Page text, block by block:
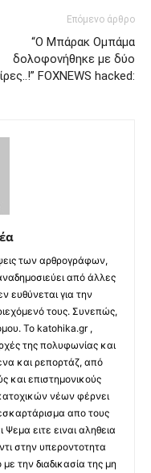
Επόμενο άρθρο
“Ο Μπάρακ Ομπάμα
δολοφονήθηκε με δύο
FOXNEWS hacked:
των αρθρογράφων,
από άλλες
ευθύνεται για την
τους. Συνεπώς,
Το katohika.gr ,
της πολυφωνίας και
και ρεπορτάζ, από
και επιστημονικούς
νέων φέρνει
απο τους
ειτε ειναι αληθεια
στην υπεροντοτητα
την διαδικασία της μη